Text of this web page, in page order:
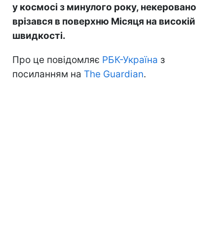
у космосі з минулого року, некеровано
врізався в поверхню Місяця на високій
швидкості.
Про це повідомляє РБК-Україна з
посиланням на The Guardian.